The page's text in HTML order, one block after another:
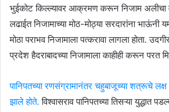
भुईकोट किल्ल्यावर आक्रमण करून निजाम अलीचा
लढाईत निजामाच्या मोठ-मोठ्या सरदारांना
मोठा पराभव निजामाला पत्करावा लागला होता.
प्रदेश हैदराबादच्या निजामाला काहीही करून परत
पानिपतच्या रणसंग्रामानंतर चहुबाजूच्या शत्रूचे लक्ष
झाले होते.विश्वासराव पानिपतच्या तिसऱ्या युद्धात